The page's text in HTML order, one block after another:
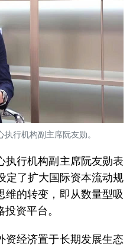
行机构副主席阮友勋。
执行机构副主席阮友勋表
定了扩大国际资本流动规
维的转变，即从数量型吸
资平台。
资经济置于长期发展生态